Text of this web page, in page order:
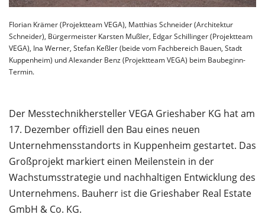
Florian Krämer (Projektteam VEGA), Matthias Schneider (Architektur
Schneider), Bürgermeister Karsten Mußler, Edgar Schillinger (Projektteam
VEGA), Ina Werner, Stefan Keßler (beide vom Fachbereich Bauen, Stadt
Kuppenheim) und Alexander Benz (Projektteam VEGA) beim Baubeginn-
Termin.
Der Messtechnikhersteller VEGA Grieshaber KG hat am
17. Dezember offiziell den Bau eines neuen
Unternehmensstandorts in Kuppenheim gestartet. Das
Großprojekt markiert einen Meilenstein in der
Wachstumsstrategie und nachhaltigen Entwicklung des
Unternehmens. Bauherr ist die Grieshaber Real Estate
GmbH & Co. KG.